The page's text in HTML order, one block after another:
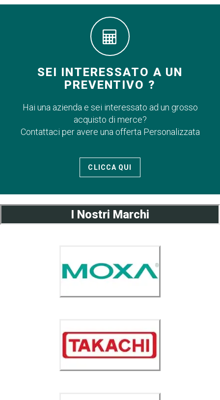
SEI INTERESSATO A UN
PREVENTIVO ?
Hai una azienda e sei interessato ad un grosso
acquisto di merce?
Contattaci per avere una offerta Personalizzata
CLICCA QUI
I Nostri Marchi